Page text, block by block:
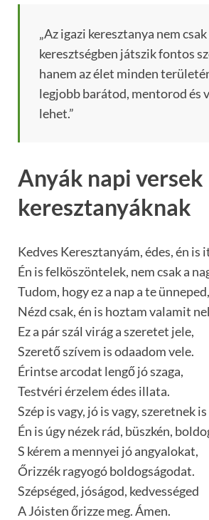
„Az igazi keresztanya nem csak
keresztségben játszik fontos
hanem az élet minden
legjobb barátod, mentorod és
lehet.”
Anyák napi versek
keresztanyáknak
Kedves Keresztanyám, édes, én is
Én is felköszöntelek, nem csak a
Tudom, hogy ez a nap a te ünneped,
Nézd csak, én is hoztam valamit
Ez a pár szál virág a szeretet jele,
Szerető szívem is odaadom vele.
Érintse arcodat lengő jó szaga,
Testvéri érzelem édes illata.
Szép is vagy, jó is vagy, szeretnek
Én is úgy nézek rád, büszkén,
S kérem a mennyei jó angyalokat,
Őrizzék ragyogó boldogságodat.
Szépséged, jóságod, kedvességed
A Jóisten őrizze meg. Ámen.